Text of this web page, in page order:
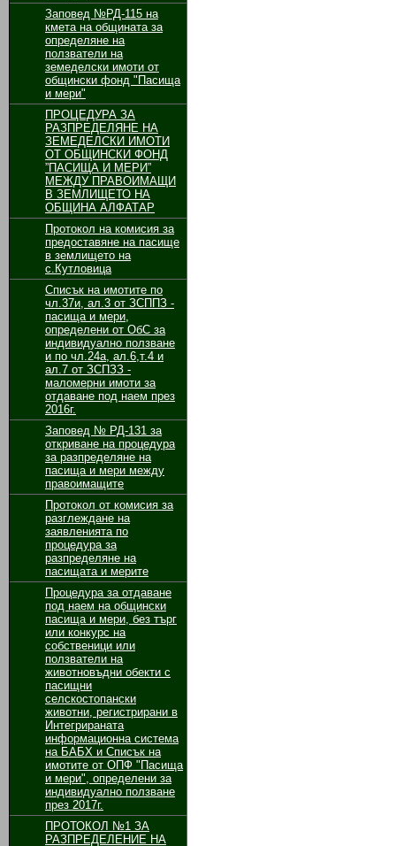
Заповед №РД-115 на
кмета на общината за
определяне на
ползватели на
земеделски имоти от
общински фонд "Пасища
и мери"
ПРОЦЕДУРА ЗА
РАЗПРЕДЕЛЯНЕ НА
ЗЕМЕДЕЛСКИ ИМОТИ
ОТ ОБЩИНСКИ ФОНД
”ПАСИЩА И МЕРИ”
МЕЖДУ ПРАВОИМАЩИ
В ЗЕМЛИЩЕТО НА
ОБЩИНА АЛФАТАР
Протокол на комисия за
предоставяне на пасище
в землището на
с.Кутловица
Списък на имотите по
чл.37и, ал.3 от ЗСППЗ -
пасища и мери,
определени от ОбС за
индивидуално ползване
и по чл.24а, ал.6,т.4 и
ал.7 от ЗСПЗЗ -
маломерни имоти за
отдаване под наем през
2016г.
Заповед № РД-131 за
откриване на процедура
за разпределяне на
пасища и мери между
правоимащите
Протокол от комисия за
разглеждане на
заявленията по
процедура за
разпределяне на
пасищата и мерите
Процедура за отдаване
под наем на общински
пасища и мери, без търг
или конкурс на
собственици или
ползватели на
животновъдни обекти с
пасищни
селскостопански
животни, регистрирани в
Интегрираната
информационна система
на БАБХ и Списък на
имотите от ОПФ "Пасища
и мери", определени за
индивидуално ползване
през 2017г.
ПРОТОКОЛ №1 ЗА
РАЗПРЕДЕЛЕНИЕ НА